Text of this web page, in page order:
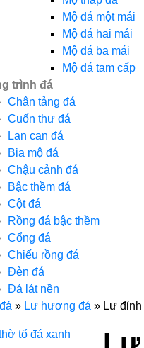
Mộ đá một mái
Mộ đá hai mái
Mộ đá ba mái
Mộ đá tam cấp
trình đá
Chân tảng đá
Cuốn thư đá
Lan can đá
Bia mộ đá
Chậu cảnh đá
Bậc thềm đá
Cột đá
Rồng đá bậc thềm
Cổng đá
Chiếu rồng đá
Đèn đá
Đá lát nền
» Lư hương đá » Lư